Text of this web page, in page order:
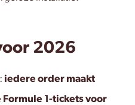
2026
iedere order maakt
1-tickets voor